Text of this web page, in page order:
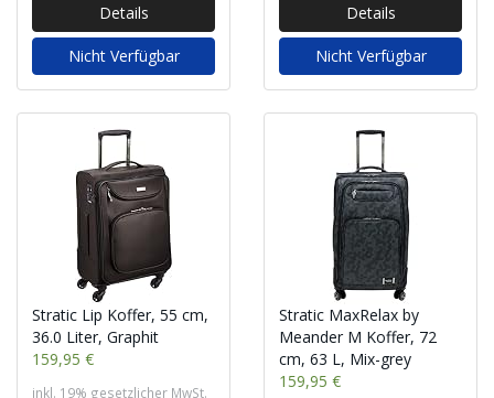
Details
Nicht Verfügbar
Details
Nicht Verfügbar
Stratic Lip Koffer, 55 cm,
36.0 Liter, Graphit
159,95 €
inkl. 19% gesetzlicher MwSt.
Stratic MaxRelax by
Meander M Koffer, 72
cm, 63 L, Mix-grey
159,95 €